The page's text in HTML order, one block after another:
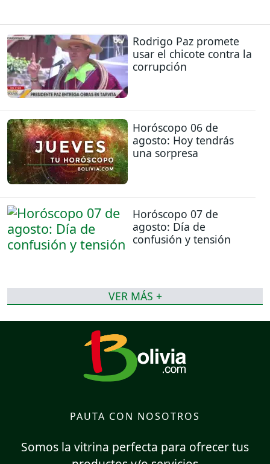
Rodrigo Paz promete
usar el chicote contra la
corrupción
Horóscopo 06 de
agosto: Hoy tendrás
una sorpresa
Horóscopo 07 de
agosto: Día de
confusión y tensión
VER MÁS +
PAUTA CON NOSOTROS
Somos la vitrina perfecta para ofrecer tus